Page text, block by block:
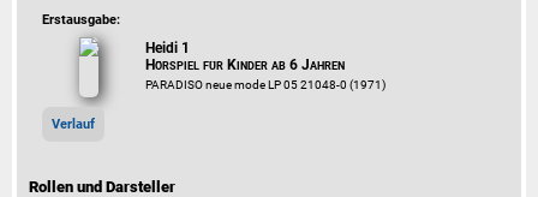
Erstausgabe:
Heidi 1
Hörspiel für Kinder ab 6 Jahren
PARADISO neue mode LP 05 21048-0 (1971)
Verlauf
Rollen und Darsteller